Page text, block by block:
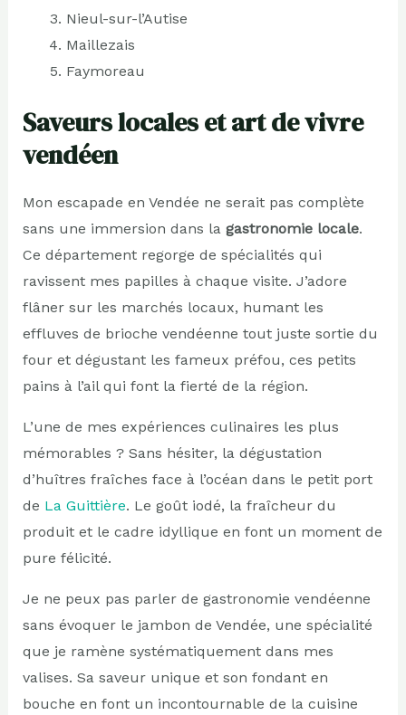
Nieul-sur-l’Autise
Maillezais
Faymoreau
Saveurs locales et art de vivre
vendéen
Mon escapade en Vendée ne serait pas complète
sans une immersion dans la gastronomie locale.
Ce département regorge de spécialités qui
ravissent mes papilles à chaque visite. J’adore
flâner sur les marchés locaux, humant les
effluves de brioche vendéenne tout juste sortie du
four et dégustant les fameux préfou, ces petits
pains à l’ail qui font la fierté de la région.
L’une de mes expériences culinaires les plus
mémorables ? Sans hésiter, la dégustation
d’huîtres fraîches face à l’océan dans le petit port
de La Guittière. Le goût iodé, la fraîcheur du
produit et le cadre idyllique en font un moment de
pure félicité.
Je ne peux pas parler de gastronomie vendéenne
sans évoquer le jambon de Vendée, une spécialité
que je ramène systématiquement dans mes
valises. Sa saveur unique et son fondant en
bouche en font un incontournable de la cuisine